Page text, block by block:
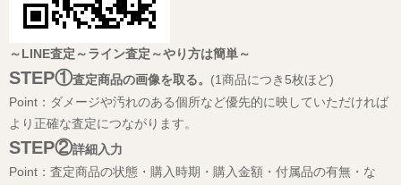
～LINE査定～ライン査定～やり方は簡単～
STEP①査定商品の画像を取る。 (1商品につき5枚ほど)
Point：ダメージや汚れのある個所など優先的に映していただければ
より正確な査定につながります。
STEP②詳細入力
Point：査定商品の状態・購入時期・購入金額・付属品の有無・な